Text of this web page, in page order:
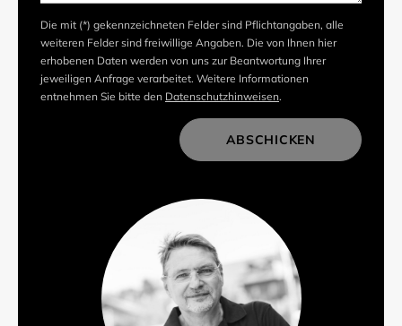
Die mit (*) gekennzeichneten Felder sind Pflichtangaben, alle
weiteren Felder sind freiwillige Angaben. Die von Ihnen hier
erhobenen Daten werden von uns zur Beantwortung Ihrer
jeweiligen Anfrage verarbeitet. Weitere Informationen
entnehmen Sie bitte den Datenschutzhinweisen.
ABSCHICKEN